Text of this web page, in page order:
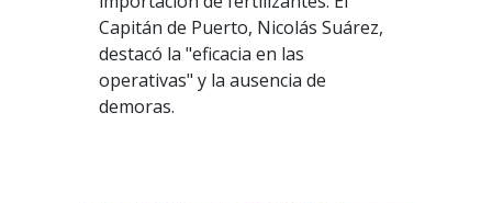
Capitán de Puerto, Nicolás Suárez,
destacó la "eficacia en las
operativas" y la ausencia de
demoras.